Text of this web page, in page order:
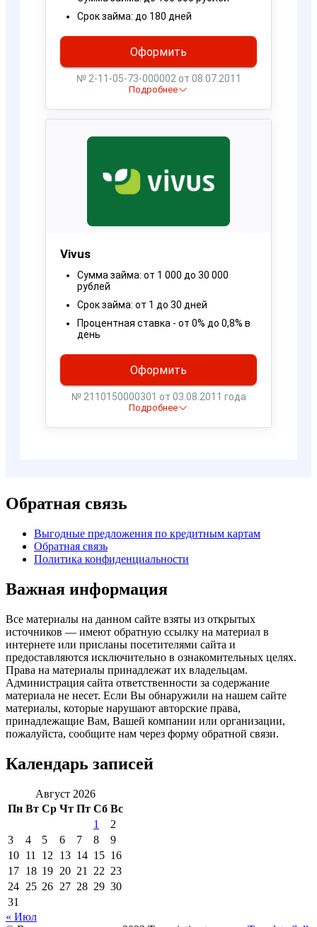
Обратная связь
Выгодные предложения по кредитным картам
Обратная связь
Политика конфиденциальности
Важная информация
Все материалы на данном сайте взяты из открытых
источников — имеют обратную ссылку на материал в
интернете или присланы посетителями сайта и
предоставляются исключительно в ознакомительных целях.
Права на материалы принадлежат их владельцам.
Администрация сайта ответственности за содержание
материала не несет. Если Вы обнаружили на нашем сайте
материалы, которые нарушают авторские права,
принадлежащие Вам, Вашей компании или организации,
пожалуйста, сообщите нам через форму обратной связи.
Календарь записей
Август 2026
Пн Вт Ср Чт Пт Сб Вс
1
2
3
4 5 6 7 8
9
10 11 12 13 14 15 16
17 18 19 20 21 22 23
24 25 26 27 28 29 30
31
« Июл